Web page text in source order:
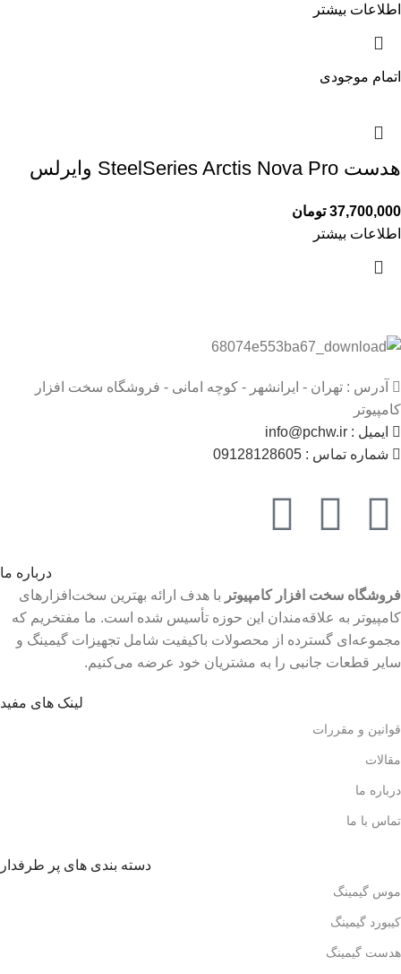
اطلاعات بیشتر
اتمام موجودی
هدست SteelSeries Arctis Nova Pro وایرلس
37,700,000 تومان
اطلاعات بیشتر
آدرس : تهران - ایرانشهر - کوچه امانی - فروشگاه سخت افزار
کامپیوتر
ایمیل : info@pchw.ir
شماره تماس : 09128128605
درباره ما
فروشگاه سخت افزار کامپیوتر با هدف ارائه بهترین سخت‌افزارهای
کامپیوتر به علاقه‌مندان این حوزه تأسیس شده است. ما مفتخریم که
مجموعه‌ای گسترده از محصولات باکیفیت شامل تجهیزات گیمینگ و
سایر قطعات جانبی را به مشتریان خود عرضه می‌کنیم.
لینک های مفید
قوانین و مقررات
مقالات
درباره ما
تماس با ما
دسته بندی های پر طرفدار
موس گیمینگ
کیبورد گیمینگ
هدست گیمینگ